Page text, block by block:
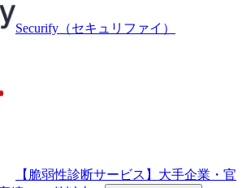
Securify（セキュリファイ）
【脆弱性診断サービス】大手企業・官